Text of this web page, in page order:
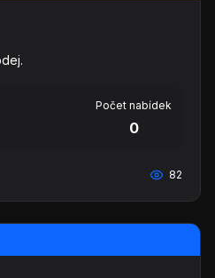
Počet nabídek
0
82